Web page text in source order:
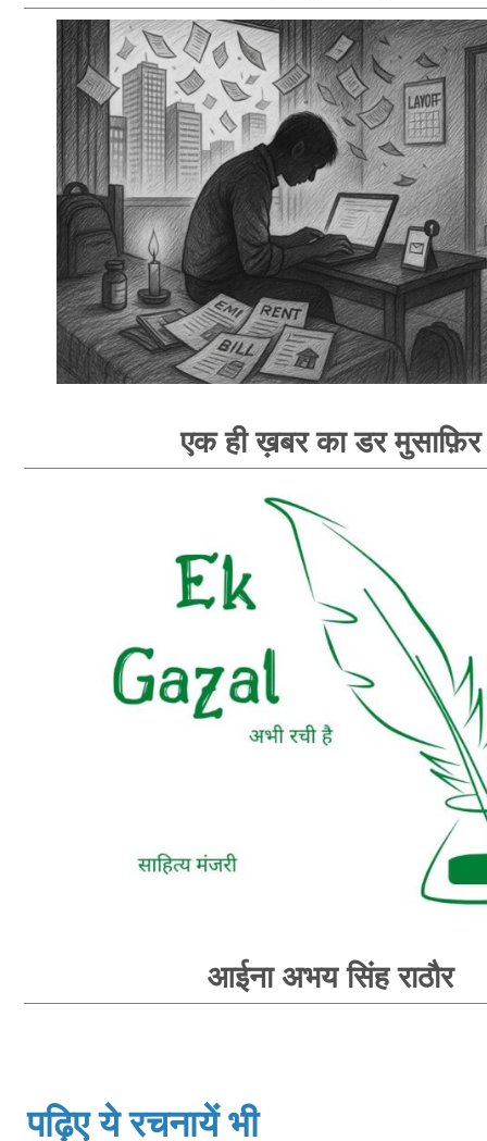
एक ही ख़बर का डर मुसाफ़िर
आईना अभय सिंह राठौर
पढ़िए ये रचनायें भी